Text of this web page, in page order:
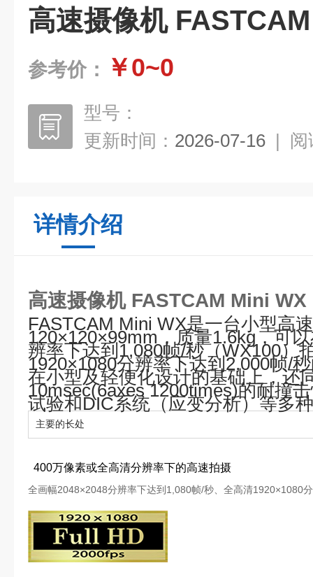
高速摄像机
参考价： ￥0~0
型号：
更新时间： 2026-07-16 | 阅
详情介绍
高速摄像机 FASTCAM Mini WX
FASTCAM Mini WX是一台小型高
120×120×99mm，质量1.6kg，可
辨率下达到1,080帧/秒（WX100）
1920×1080分辨率下达到2,000帧/
在小型及轻便化设计的基础上，还
10msec(6axes 1200times)的耐撞
试验和DIC系统（应变分析）等多
主要的长处
400万像素或全高清分辨率下的高速拍摄
全画幅2048×2048分辨率下达到1,080帧/秒、全高清1920×1080